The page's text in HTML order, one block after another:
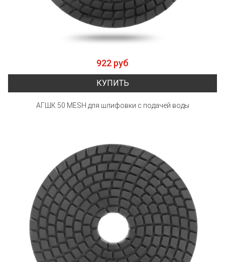
922 руб
КУПИТЬ
АГШК 50 MESH для шлифовки с подачей воды